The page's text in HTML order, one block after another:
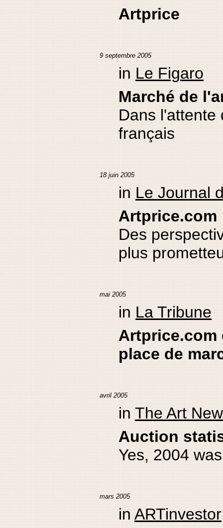
Artprice
9 septembre 2005
in Le Figaro
Marché de
Dans l'attente
français
18 juin 2005
in Le Journal
Artprice.com
Des
plus
mai 2005
in La Tribune
Artprice.com
place de
avril 2005
in The Art
Auction
Yes, 2004
mars 2005
in ARTinvestor